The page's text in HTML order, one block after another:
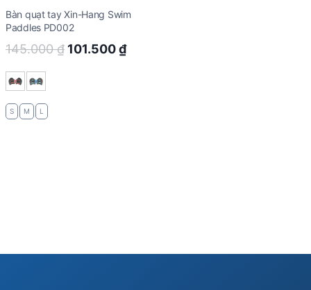
Bàn quạt tay Xin-Hang Swim
Paddles PD002
145.000₫ Original
101.500₫Current
S M L